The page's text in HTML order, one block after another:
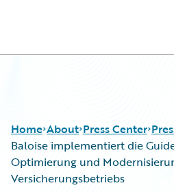
Home About Press Center
Baloise implementiert die
Optimierung und
Versicherungsbetriebs